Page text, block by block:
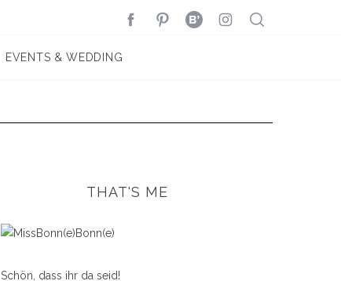
EVENTS & WEDDING
THAT'S ME
Schön, dass ihr da seid!